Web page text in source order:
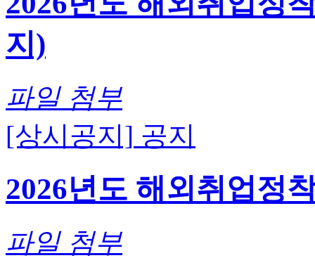
지)
파일 첨부
[상시공지] 공지
2026년도 해외취업정
파일 첨부